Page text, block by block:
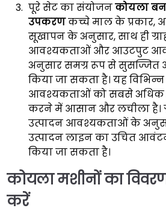
पूरे सेट का संयोजनकोयला
उपकरणकच्चे माल के प्रकार,
सूखापन के अनुसार, साथ ही
आवश्यकताओं और आउटपुट
अनुसार समग्र रूप से सुसज्जित
किया जा सकता है। यह विभिन्न
आवश्यकताओं को सबसे अधिक
करने में आसान और लचीला है।
उत्पादन आवश्यकताओं के
उत्पादन लाइन का उचित
किया जा सकता है।
कोयला मशीनों का
करें